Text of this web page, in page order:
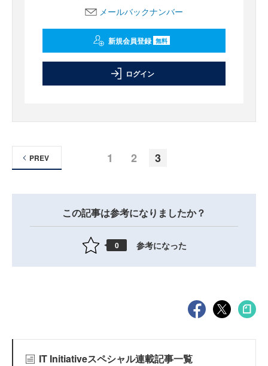
メールバックナンバー
新規会員登録 無料
ログイン
1 2 3
PREV
この記事は参考になりましたか？
0 参考になった
IT Initiativeスペシャル連載記事一覧